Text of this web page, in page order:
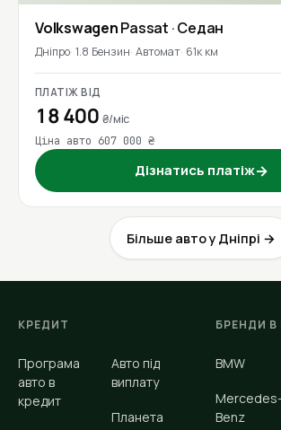
VolkswagenPassat · Седан
Дніпро 1.8 Бензин Автомат 61к км
ПЛАТІЖ ВІД
18 400 ₴/міс
Ціна авто 607 000 ₴
Дізнатись платіж→
Більше авто у Дніпрі →
КРЕДИТ
Програма
авто в
кредит
Авто під
виплату
Планета
БРЕНДИ В
BMW
Mercedes-
Benz